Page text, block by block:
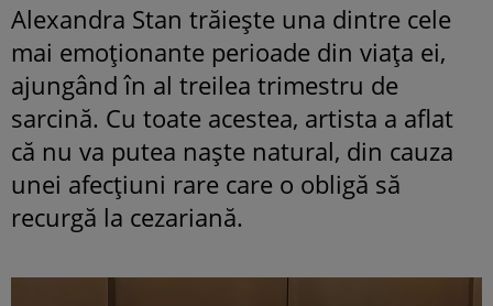
Alexandra Stan trăiește una dintre cele
mai emoționante perioade din viața ei,
ajungând în al treilea trimestru de
sarcină. Cu toate acestea, artista a aflat
că nu va putea naște natural, din cauza
unei afecțiuni rare care o obligă să
recurgă la cezariană.